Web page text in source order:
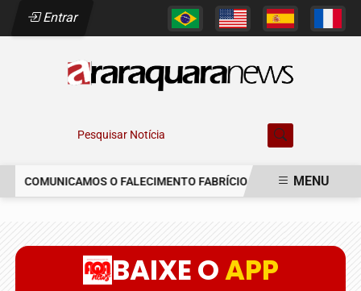
Entrar
Pesquisar Notícia
COMUNICAMOS O FALECIMENTO FABRÍCIO AUGUSTO FERREIRA
MENU
BAIXE OAPP